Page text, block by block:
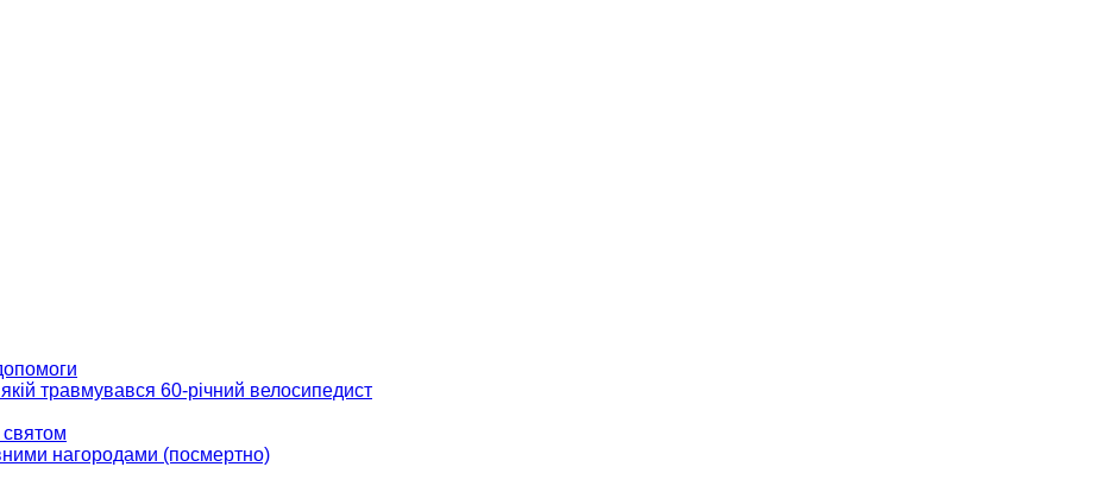
травмувався 60-річний велосипедист
святом
нагородами (посмертно)